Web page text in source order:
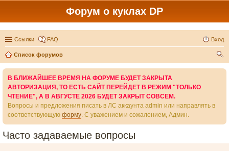
Форум о куклах DP
Ссылки FAQ Вход
Список форумов
В БЛИЖАЙШЕЕ ВРЕМЯ НА ФОРУМЕ БУДЕТ ЗАКРЫТА
АВТОРИЗАЦИЯ, ТО ЕСТЬ САЙТ ПЕРЕЙДЕТ В РЕЖИМ "ТОЛЬКО
ЧТЕНИЕ", А В АВГУСТЕ 2026 БУДЕТ ЗАКРЫТ СОВСЕМ.
Вопросы и предложения писать в ЛС аккаунта admin или направлять в
соответствующую форму. С уважением и сожалением, Админ.
Часто задаваемые вопросы